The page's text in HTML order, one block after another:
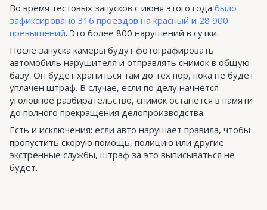
Во время тестовых запусков с июня этого года было
зафиксировано 316 проездов на красный и 28 900
превышений. Это более 800 нарушений в сутки.
После запуска камеры будут фотографировать
автомобиль нарушителя и отправлять снимок в общую
базу. Он будет храниться там до тех пор, пока не будет
уплачен штраф. В случае, если по делу начнётся
уголовное разбирательство, снимок останется в памяти
до полного прекращения делопроизводства.
Есть и исключения: если авто нарушает правила, чтобы
пропустить скорую помощь, полицию или другие
экстренные службы, штраф за это выписываться не
будет.